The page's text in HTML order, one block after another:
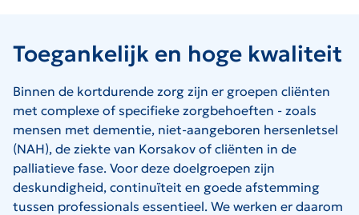
Toegankelijk en hoge kwaliteit
Binnen de kortdurende zorg zijn er groepen cliënten
met complexe of specifieke zorgbehoeften - zoals
mensen met dementie, niet-aangeboren hersenletsel
(NAH), de ziekte van Korsakov of cliënten in de
palliatieve fase. Voor deze doelgroepen zijn
deskundigheid, continuïteit en goede afstemming
tussen professionals essentieel. We werken er daarom